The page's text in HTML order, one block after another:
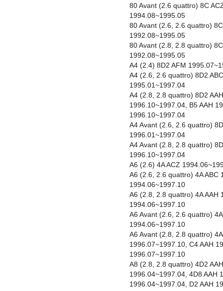
80 Avant (2.6 quattro) 8C
1994.08~1995.05
80 Avant (2.6, 2.6 quattro)
1992.08~1995.05
80 Avant (2.8, 2.8 quattro)
1992.08~1995.05
A4 (2.4) 8D2 AFM
A4 (2.6, 2.6 quattro) 8D2
1995.01~1997.04
A4 (2.8, 2.8 quattro) 8D2
1996.10~1997.04, B5 AAH
1996.10~1997.04
A4 Avant (2.6, 2.6 quattro)
1996.01~1997.04
A4 Avant (2.8, 2.8 quattro)
1996.10~1997.04
A6 (2.6) 4A ACZ
A6 (2.6, 2.6 quattro) 4A ABC
1994.06~1997.10
A6 (2.8, 2.8 quattro) 4A AAH
1994.06~1997.10
A6 Avant (2.6, 2.6 quattro)
1994.06~1997.10
A6 Avant (2.8, 2.8 quattro)
1996.07~1997.10, C4 AAH
1996.07~1997.10
A8 (2.8, 2.8 quattro) 4D2
1996.04~1997.04, 4D8 AAH
1996.04~1997.04, D2 AAH